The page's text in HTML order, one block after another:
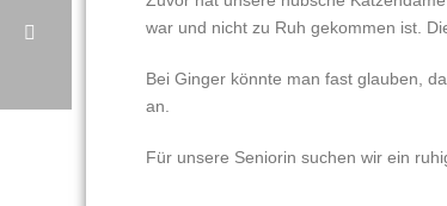
war und nicht zu Ruh gekommen ist.
Bei Ginger könnte man fast glauben,
an.
Für unsere Seniorin suchen wir ein